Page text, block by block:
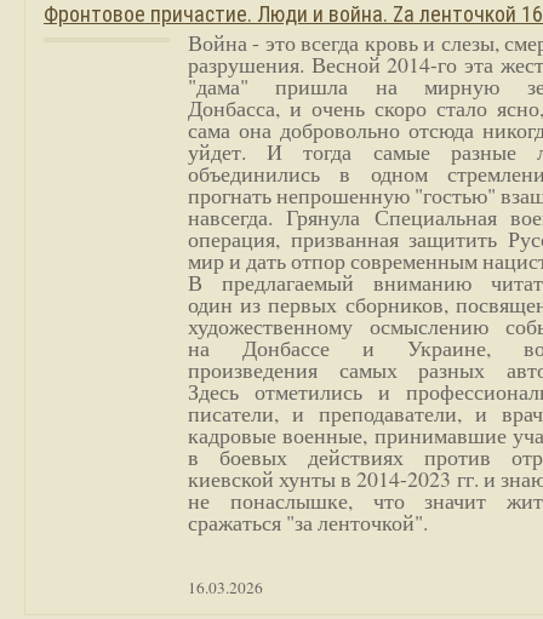
Фронтовое причастие. Люди и война. Zа ленточкой
Война - это всегда кровь и слезы,
разрушения. Весной 2014-го эта
"дама" пришла на мирную
Донбасса, и очень скоро стало
сама она добровольно отсюда
уйдет. И тогда самые разные
объединились в одном
прогнать непрошенную "гостью"
навсегда. Грянула Специальная
операция, призванная защитить
мир и дать отпор современным
В предлагаемый вниманию
один из первых сборников,
художественному осмыслению
на Донбассе и Украине,
произведения самых разных
Здесь отметились и
писатели, и преподаватели, и
кадровые военные, принимавшие
в боевых действиях против
киевской хунты в 2014-2023 гг. и
не понаслышке, что значит
сражаться "за ленточкой".
16.03.2026